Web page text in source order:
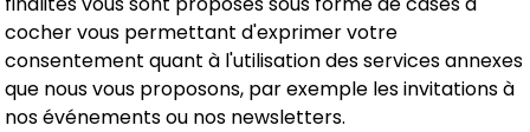
cocher vous permettant d'exprimer votre
consentement quant à l'utilisation des services annexes
que nous vous proposons, par exemple les invitations à
nos événements ou nos newsletters.